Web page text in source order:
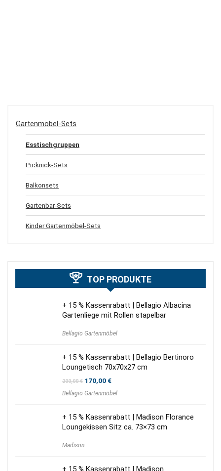
Gartenmöbel-Sets
Esstischgruppen
Picknick-Sets
Balkonsets
Gartenbar-Sets
Kinder Gartenmöbel-Sets
TOP PRODUKTE
+ 15 % Kassenrabatt | Bellagio Albacina
Gartenliege mit Rollen stapelbar
Bellagio Gartenmöbel
+ 15 % Kassenrabatt | Bellagio Bertinoro
Loungetisch 70x70x27 cm
200,00€ Ursprünglicher
war:
170,00€Aktueller
ist:
Bellagio Gartenmöbel
+ 15 % Kassenrabatt | Madison Florance
Loungekissen Sitz ca. 73×73 cm
Madison
+ 15 % Kassenrabatt | Madison